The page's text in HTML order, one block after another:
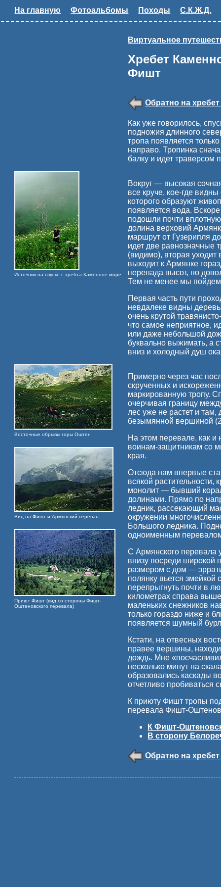
На главную Фотоальбомы Походы С.К.Ж.Д.
Виртуальное
Хребет
Фишт
Обратно на
Как уже говорилось,
подножия длинного
тропа появляется
направо. Тропинка
балку и идет траверсом
Источник на спуске с хребта Каменное море
Вокруг — высокая
все круче, кое-где
которого образуют
появляется вода.
подошли почти
долина верховий
маршрут от Гузерипля
идет две равнозначные
(видимо), вторая
выходит к Армянке
перепада высот, но
Тем не менее мы
Первая часть пути
невдалеке видны
очень крутой
что самое неприятное,
или даже небольшой
буквально выжимать, а
вниз и холодный душ
Восточные обрывы горы Оштен
Вид на Фишт и Армянский перевал
Приют Фишт (вид со стороны Фишт-
Оштеновского перевала)
Примерно через час
скрученных и
маркированную тропу.
очерчивая границу
лес уже не растет и
безымянной вершиной
На этом перевале, как и
воинам-защитникам со
края.
Отсюда нам впервые
всякой
монолит — бывший
долинами. Прямо по
ледник, рассекающий
окружении
Большого ледника.
одноименным
С Армянского перевала
внизу посреди широкой
размером с дом —
полянку вьется
перепрыгнуть почти в
километрах справа
маленьких снежников
только гораздо ниже и
появляется шумный
Кстати, на отвесных
правее вершины,
дождь. Мне
несколько минут на
образовались каскады
отчетливо пробиваться
К приюту Фишт тропы
перевала Фишт-
К Фишт-
В сторону
Обратно на